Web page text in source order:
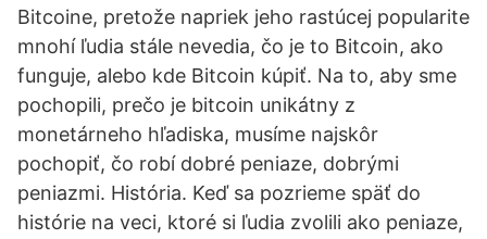
Bitcoine, pretože napriek jeho rastúcej popularite
mnohí ľudia stále nevedia, čo je to Bitcoin, ako
funguje, alebo kde Bitcoin kúpiť. Na to, aby sme
pochopili, prečo je bitcoin unikátny z
monetárneho hľadiska, musíme najskôr
pochopiť, čo robí dobré peniaze, dobrými
peniazmi. História. Keď sa pozrieme späť do
histórie na veci, ktoré si ľudia zvolili ako peniaze,